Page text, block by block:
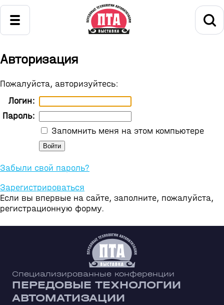
Авторизация
Пожалуйста, авторизуйтесь:
Логин:
Пароль:
Запомнить меня на этом компьютере
Забыли свой пароль?
Зарегистрироваться
Если вы впервые на сайте, заполните, пожалуйста,
регистрационную форму.
Специализированные конференции
ПЕРЕДОВЫЕ ТЕХНОЛОГИИ
АВТОМАТИЗАЦИИ